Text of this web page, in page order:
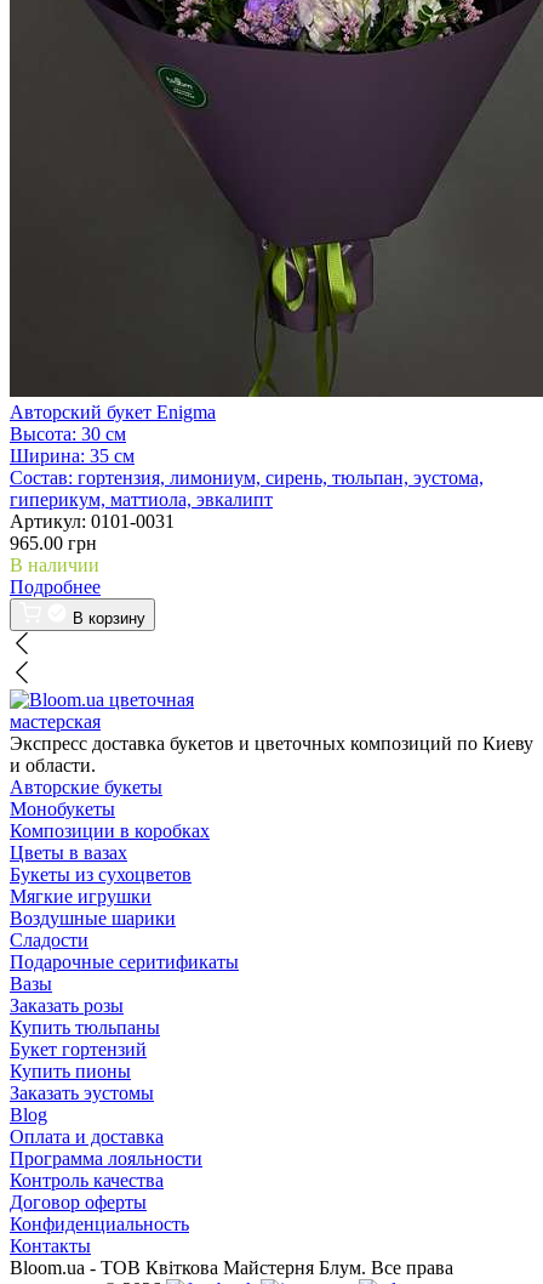
Авторский букет Enigma
Высота: 30 см
Ширина: 35 см
Состав: гортензия, лимониум, сирень, тюльпан, эустома,
гиперикум, маттиола, эвкалипт
Артикул: 0101-0031
965.00 грн
В наличии
Подробнее
В корзину
цветочная
мастерская
Экспресс доставка букетов и цветочных композиций по Киеву
и области.
Авторские букеты
Монобукеты
Композиции в коробках
Цветы в вазах
Букеты из сухоцветов
Мягкие игрушки
Воздушные шарики
Сладости
Подарочные серитификаты
Вазы
Заказать розы
Купить тюльпаны
Букет гортензий
Купить пионы
Заказать эустомы
Blog
Оплата и доставка
Программа лояльности
Контроль качества
Договор оферты
Конфиденциальность
Контакты
Bloom.ua - ТОВ Квіткова Майстерня Блум. Все права